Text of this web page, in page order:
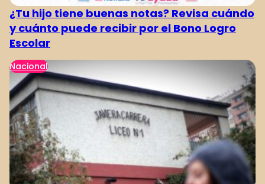
¿Tu hijo tiene buenas notas? Revisa cuándo
y cuánto puede recibir por el Bono Logro
Escolar
Nacional